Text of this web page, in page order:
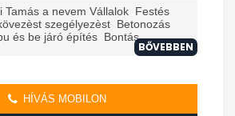
Tamás a nevem Vállalok Festés
szegélyezèst Betonozás
és be járó építés Bontás
BŐVEBBEN
HÍVÁS MOBILON